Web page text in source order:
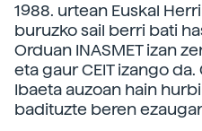
1988. urtean Euskal
buruzko sail berri bati
Orduan INASMET izan
eta gaur CEIT izango
Ibaeta auzoan hain
badituzte beren